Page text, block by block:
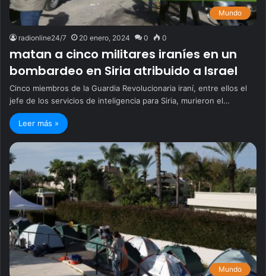
Mundo
radionline24/7 20 enero, 2024 0 0
matan a cinco militares iraníes en un
bombardeo en Siria atribuido a Israel
Cinco miembros de la Guardia Revolucionaria iraní, entre ellos el
jefe de los servicios de inteligencia para Siria, murieron el…
Leer más »
Mundo